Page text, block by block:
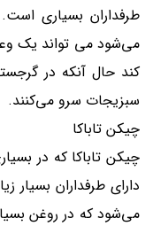
طرفداران بسیاری
می‌شود می تواند یک
کند حال آنکه در
سبزیجات سرو می‌کنند.
چیکن تاباکا
چیکن تاباکا که در
دارای طرفداران
می‌شود که در روغن